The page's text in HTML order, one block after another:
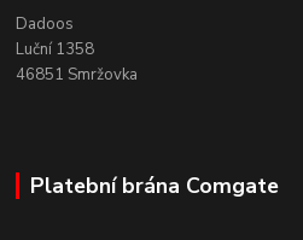
Dadoos
Luční 1358
46851 Smržovka
Platební brána Comgate